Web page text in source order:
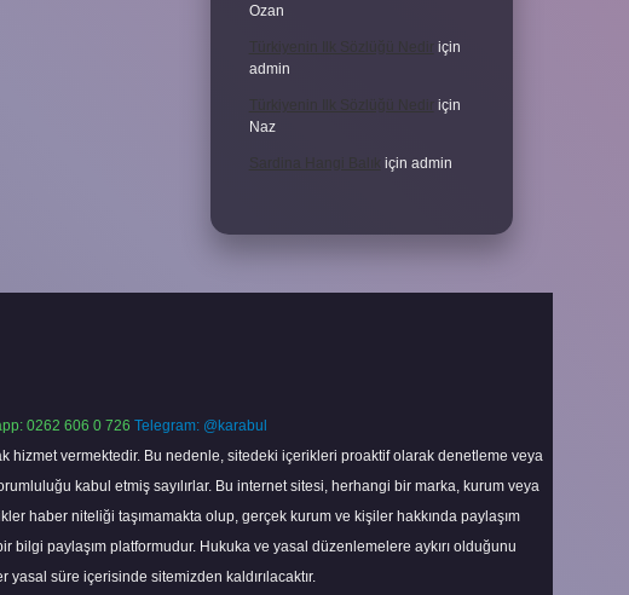
Ozan
Türkiyenin Ilk Sözlüğü Nedir için
admin
Türkiyenin Ilk Sözlüğü Nedir için
Naz
Sardina Hangi Balık için admin
0262 606 0 726 Telegram: @karabul
hizmet vermektedir. Bu nedenle, sitedeki içerikleri proaktif olarak denetleme veya
kabul etmiş sayılırlar. Bu internet sitesi, herhangi bir marka, kurum veya
haber niteliği taşımamakta olup, gerçek kurum ve kişiler hakkında paylaşım
bilgi paylaşım platformudur. Hukuka ve yasal düzenlemelere aykırı olduğunu
süre içerisinde sitemizden kaldırılacaktır.